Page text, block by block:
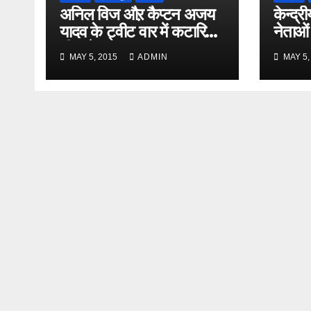
अनिल विज औऱ कैप्टन अजय
यादव के ट्वीट वार में कटारिया
भी कूदे
MAY 5, 2015 ADMIN
नेताओं
MAY